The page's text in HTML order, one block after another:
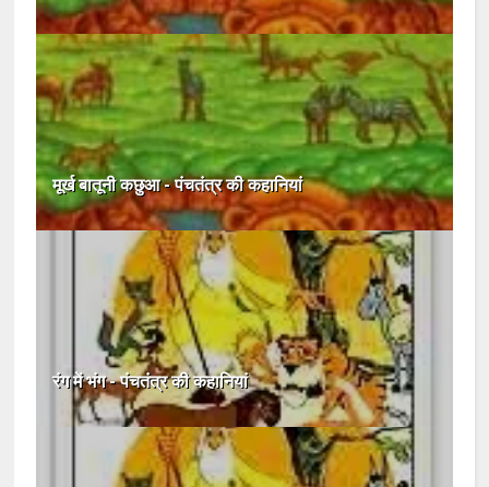
मूर्ख बातूनी कछुआ - पंचतंत्र की कहानियां
रंग में भंग - पंचतंत्र की कहानियां